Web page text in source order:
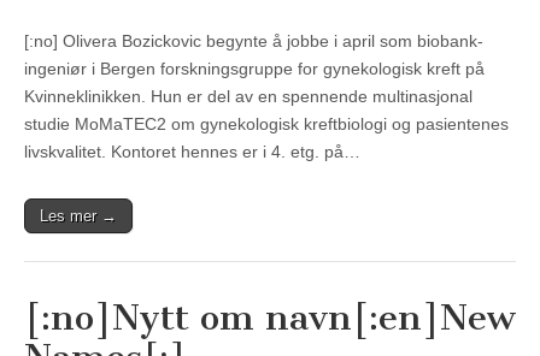
[:no] Olivera Bozickovic begynte å jobbe i april som biobank-
ingeniør i Bergen forskningsgruppe for gynekologisk kreft på
Kvinneklinikken. Hun er del av en spennende multinasjonal
studie MoMaTEC2 om gynekologisk kreftbiologi og pasientenes
livskvalitet. Kontoret hennes er i 4. etg. på…
Les mer →
[:no]Nytt om navn[:en]New